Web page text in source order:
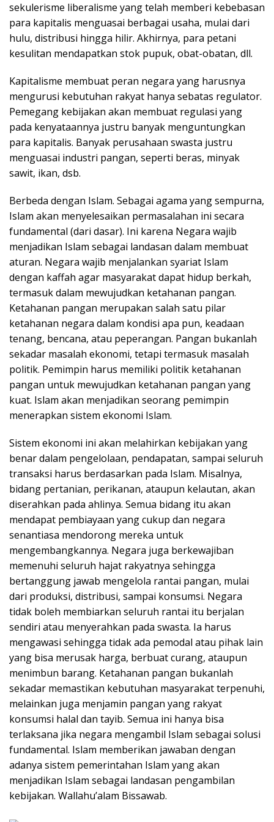
sekulerisme liberalisme yang telah memberi kebebasan
para kapitalis menguasai berbagai usaha, mulai dari
hulu, distribusi hingga hilir. Akhirnya, para petani
kesulitan mendapatkan stok pupuk, obat-obatan, dll.
Kapitalisme membuat peran negara yang harusnya
mengurusi kebutuhan rakyat hanya sebatas regulator.
Pemegang kebijakan akan membuat regulasi yang
pada kenyataannya justru banyak menguntungkan
para kapitalis. Banyak perusahaan swasta justru
menguasai industri pangan, seperti beras, minyak
sawit, ikan, dsb.
Berbeda dengan Islam. Sebagai agama yang sempurna,
Islam akan menyelesaikan permasalahan ini secara
fundamental (dari dasar). Ini karena Negara wajib
menjadikan Islam sebagai landasan dalam membuat
aturan. Negara wajib menjalankan syariat Islam
dengan kaffah agar masyarakat dapat hidup berkah,
termasuk dalam mewujudkan ketahanan pangan.
Ketahanan pangan merupakan salah satu pilar
ketahanan negara dalam kondisi apa pun, keadaan
tenang, bencana, atau peperangan. Pangan bukanlah
sekadar masalah ekonomi, tetapi termasuk masalah
politik. Pemimpin harus memiliki politik ketahanan
pangan untuk mewujudkan ketahanan pangan yang
kuat. Islam akan menjadikan seorang pemimpin
menerapkan sistem ekonomi Islam.
Sistem ekonomi ini akan melahirkan kebijakan yang
benar dalam pengelolaan, pendapatan, sampai seluruh
transaksi harus berdasarkan pada Islam. Misalnya,
bidang pertanian, perikanan, ataupun kelautan, akan
diserahkan pada ahlinya. Semua bidang itu akan
mendapat pembiayaan yang cukup dan negara
senantiasa mendorong mereka untuk
mengembangkannya. Negara juga berkewajiban
memenuhi seluruh hajat rakyatnya sehingga
bertanggung jawab mengelola rantai pangan, mulai
dari produksi, distribusi, sampai konsumsi. Negara
tidak boleh membiarkan seluruh rantai itu berjalan
sendiri atau menyerahkan pada swasta. Ia harus
mengawasi sehingga tidak ada pemodal atau pihak lain
yang bisa merusak harga, berbuat curang, ataupun
menimbun barang. Ketahanan pangan bukanlah
sekadar memastikan kebutuhan masyarakat terpenuhi,
melainkan juga menjamin pangan yang rakyat
konsumsi halal dan tayib. Semua ini hanya bisa
terlaksana jika negara mengambil Islam sebagai solusi
fundamental. Islam memberikan jawaban dengan
adanya sistem pemerintahan Islam yang akan
menjadikan Islam sebagai landasan pengambilan
kebijakan. Wallahu’alam Bissawab.